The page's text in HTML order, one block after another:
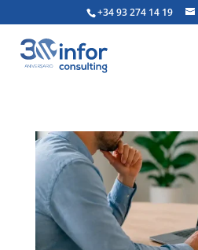
+34 93 274 14 19